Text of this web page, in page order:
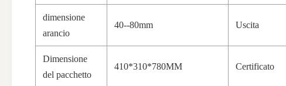
dimensione
arancio
40--80mm Uscita
Dimensione
del pacchetto
410*310*780MM Certificato